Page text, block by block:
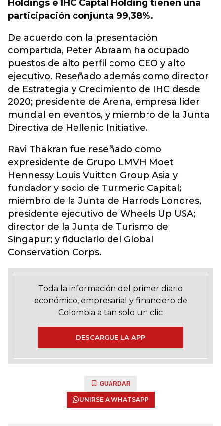
Holdings e IHC Captal Holding tienen una
participación conjunta 99,38%.
De acuerdo con la presentación
compartida, Peter Abraam ha ocupado
puestos de alto perfil como CEO y alto
ejecutivo. Reseñado además como director
de Estrategia y Crecimiento de IHC desde
2020; presidente de Arena, empresa líder
mundial en eventos, y miembro de la Junta
Directiva de Hellenic Initiative.
Ravi Thakran fue reseñado como
expresidente de Grupo LMVH Moet
Hennessy Louis Vuitton Group Asia y
fundador y socio de Turmeric Capital;
miembro de la Junta de Harrods Londres,
presidente ejecutivo de Wheels Up USA;
director de la Junta de Turismo de
Singapur; y fiduciario del Global
Conservation Corps.
Toda la información del primer diario
económico, empresarial y financiero de
Colombia a tan solo un clic
DESCARGUE LA APP
GUARDAR
UNIRSE A WHATSAPP